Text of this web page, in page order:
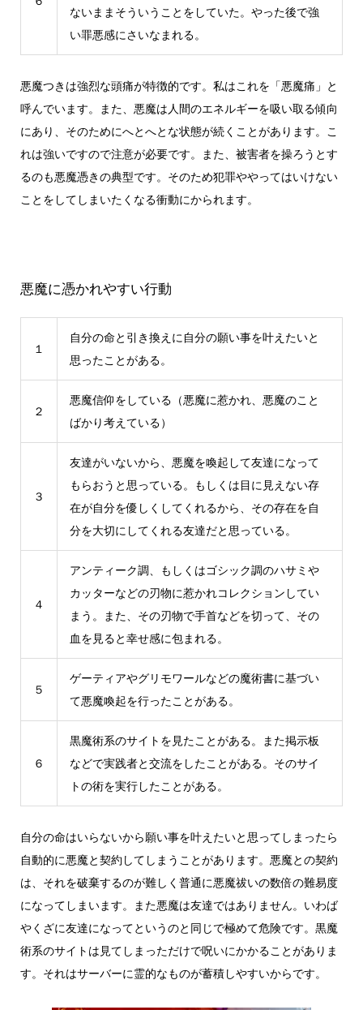
ないままそういうことをしていた。やった後で強
い罪悪感にさいなまれる。
悪魔つきは強烈な頭痛が特徴的です。私はこれを「悪魔痛」と
呼んでいます。また、悪魔は人間のエネルギーを吸い取る傾向
にあり、そのためにへとへとな状態が続くことがあります。こ
れは強いですので注意が必要です。また、被害者を操ろうとす
るのも悪魔憑きの典型です。そのため犯罪ややってはいけない
ことをしてしまいたくなる衝動にかられます。
悪魔に憑かれやすい行動
１
自分の命と引き換えに自分の願い事を叶えたいと
思ったことがある。
２
悪魔信仰をしている（悪魔に惹かれ、悪魔のこと
ばかり考えている）
３
友達がいないから、悪魔を喚起して友達になって
もらおうと思っている。もしくは目に見えない存
在が自分を優しくしてくれるから、その存在を自
分を大切にしてくれる友達だと思っている。
４
アンティーク調、もしくはゴシック調のハサミや
カッターなどの刃物に惹かれコレクションしてい
まう。また、その刃物で手首などを切って、その
血を見ると幸せ感に包まれる。
５
ゲーティアやグリモワールなどの魔術書に基づい
て悪魔喚起を行ったことがある。
６
黒魔術系のサイトを見たことがある。また掲示板
などで実践者と交流をしたことがある。そのサイ
トの術を実行したことがある。
自分の命はいらないから願い事を叶えたいと思ってしまったら
自動的に悪魔と契約してしまうことがあります。悪魔との契約
は、それを破棄するのが難しく普通に悪魔祓いの数倍の難易度
になってしまいます。また悪魔は友達ではありません。いわば
やくざに友達になってというのと同じで極めて危険です。黒魔
術系のサイトは見てしまっただけで呪いにかかることがありま
す。それはサーバーに霊的なものが蓄積しやすいからです。